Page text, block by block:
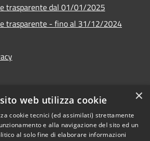
trasparente dal 01/01/2025
trasparente - fino al 31/12/2024
del sito
×
web utilizza cookie
cookie tecnici (ed assimilati) strettamente
e alla navigazione del sito ed un
al solo fine di elaborare informazioni